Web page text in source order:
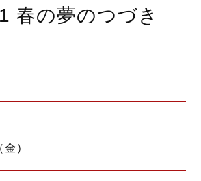
春の夢のつづき
）